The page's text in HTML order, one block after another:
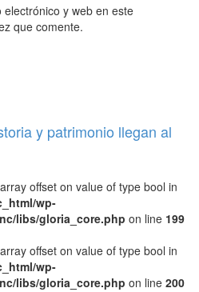
y web en este
que comente.
y patrimonio llegan al
offset on value of type bool in
wp-
libs/gloria_core.php on line 199
offset on value of type bool in
wp-
libs/gloria_core.php on line 200